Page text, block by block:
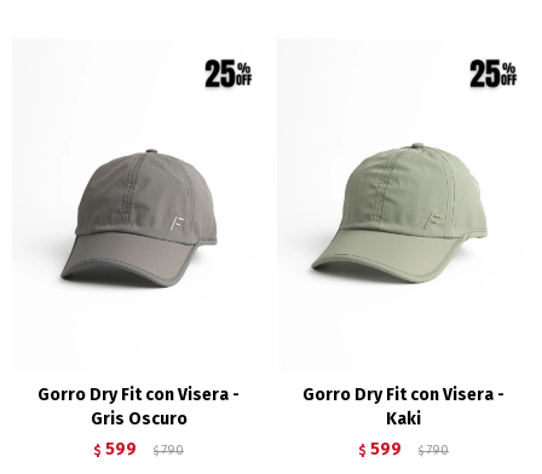
Gorro Dry Fit con Visera -
Gris Oscuro
$ 599 $ 790
Gorro Dry Fit con Visera -
Kaki
$ 599 $ 790